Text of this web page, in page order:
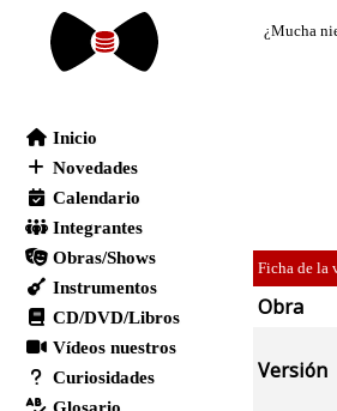
Ficha de la
Obra
Versión